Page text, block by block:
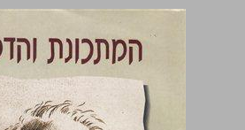
המתכונת והדמות ... 0